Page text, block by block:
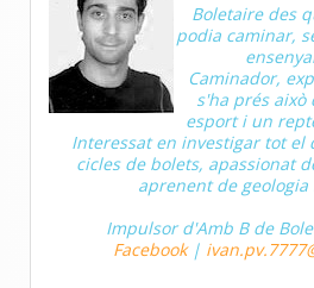
Boletaire des
podia caminar,
Caminador,
s'ha prés això
esport i un
Interessat en investigar tot el
cicles de bolets, apassionat
aprenent de geologia
Impulsor d'Amb B de
Facebook|